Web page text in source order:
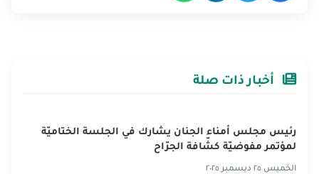
أخبار ذات صلة
رئيس مجلس أمناء الجنان يشارك في الجلسة الختاميّة
لمؤتمر مفوضيّة كشّافة الجرّاح
الخميس ٢٥ ديسمبر ٢٠٢٥